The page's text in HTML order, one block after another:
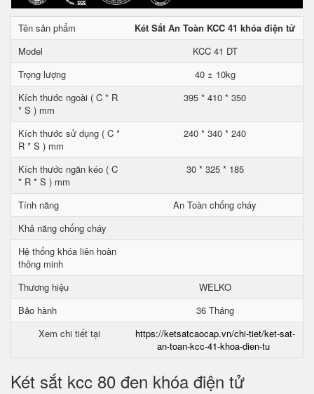
Tên sản phẩm
Két Sắt An Toàn KCC 41 khóa điện tử
Model
KCC 41 DT
Trọng lượng
40 ± 10kg
Kích thước ngoài ( C * R
* S ) mm
395 * 410 * 350
Kích thước sử dụng ( C *
R * S ) mm
240 * 340 * 240
Kích thước ngăn kéo ( C
* R * S ) mm
30 * 325 * 185
Tính năng
An Toàn chống cháy
Khả năng chống cháy
Hệ thống khóa liên hoàn
thông minh
Thương hiệu
WELKO
Bảo hành
36 Tháng
Xem chi tiết tại
https://ketsatcaocap.vn/chi-tiet/ket-sat-
an-toan-kcc-41-khoa-dien-tu
Két sắt kcc 80 đen khóa điện tử